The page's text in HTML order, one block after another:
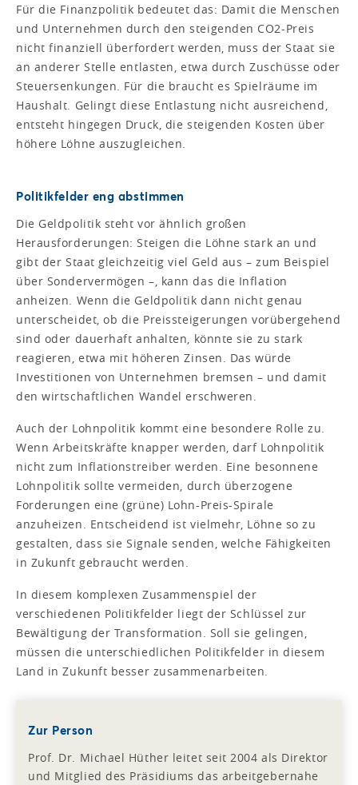
Für die Finanzpolitik bedeutet das: Damit die Menschen
und Unternehmen durch den steigenden CO2-Preis
nicht finanziell überfordert werden, muss der Staat sie
an anderer Stelle entlasten, etwa durch Zuschüsse oder
Steuersenkungen. Für die braucht es Spielräume im
Haushalt. Gelingt diese Entlastung nicht ausreichend,
entsteht hingegen Druck, die steigenden Kosten über
höhere Löhne auszugleichen.
Politikfelder eng abstimmen
Die Geldpolitik steht vor ähnlich großen
Herausforderungen: Steigen die Löhne stark an und
gibt der Staat gleichzeitig viel Geld aus – zum Beispiel
über Sondervermögen –, kann das die Inflation
anheizen. Wenn die Geldpolitik dann nicht genau
unterscheidet, ob die Preissteigerungen vorübergehend
sind oder dauerhaft anhalten, könnte sie zu stark
reagieren, etwa mit höheren Zinsen. Das würde
Investitionen von Unternehmen bremsen – und damit
den wirtschaftlichen Wandel erschweren.
Auch der Lohnpolitik kommt eine besondere Rolle zu.
Wenn Arbeitskräfte knapper werden, darf Lohnpolitik
nicht zum Inflationstreiber werden. Eine besonnene
Lohnpolitik sollte vermeiden, durch überzogene
Forderungen eine (grüne) Lohn-Preis-Spirale
anzuheizen. Entscheidend ist vielmehr, Löhne so zu
gestalten, dass sie Signale senden, welche Fähigkeiten
in Zukunft gebraucht werden.
In diesem komplexen Zusammenspiel der
verschiedenen Politikfelder liegt der Schlüssel zur
Bewältigung der Transformation. Soll sie gelingen,
müssen die unterschiedlichen Politikfelder in diesem
Land in Zukunft besser zusammenarbeiten.
Zur Person
Prof. Dr. Michael Hüther leitet seit 2004 als Direktor
und Mitglied des Präsidiums das arbeitgebernahe